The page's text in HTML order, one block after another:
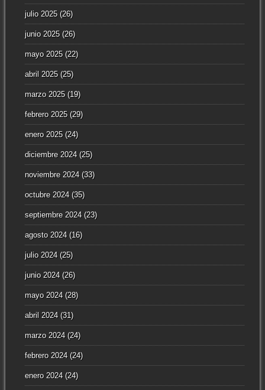
julio 2025(26)
junio 2025(26)
mayo 2025(22)
abril 2025(25)
marzo 2025(19)
febrero 2025(29)
enero 2025(24)
diciembre 2024(25)
noviembre 2024(33)
octubre 2024(35)
septiembre 2024(23)
agosto 2024(16)
julio 2024(25)
junio 2024(26)
mayo 2024(28)
abril 2024(31)
marzo 2024(24)
febrero 2024(24)
enero 2024(24)